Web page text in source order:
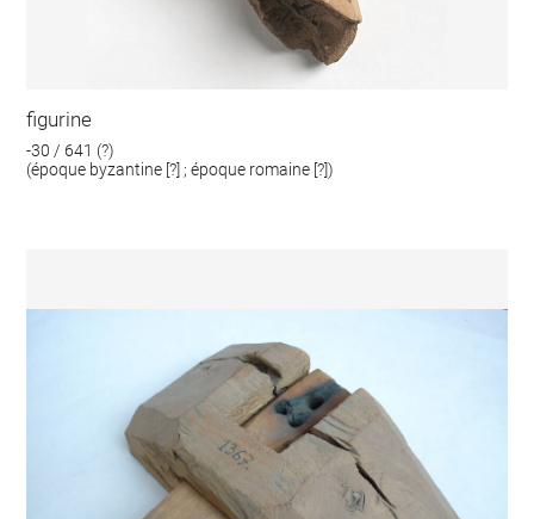
figurine
-30 / 641 (?)
(époque byzantine [?] ; époque romaine [?])